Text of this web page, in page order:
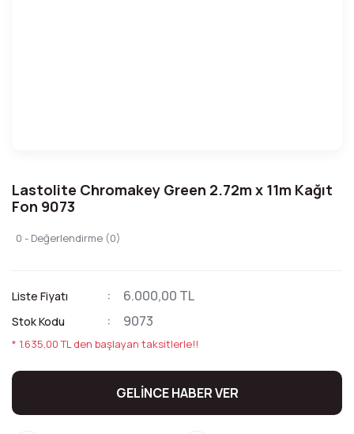
Lastolite Chromakey Green 2.72m x 11m Kağıt
Fon 9073
0 - Değerlendirme (0)
Liste Fiyatı 6.000,00 TL
Stok Kodu 9073
* 1.635,00 TL den başlayan taksitlerle!!
GELİNCE HABER VER